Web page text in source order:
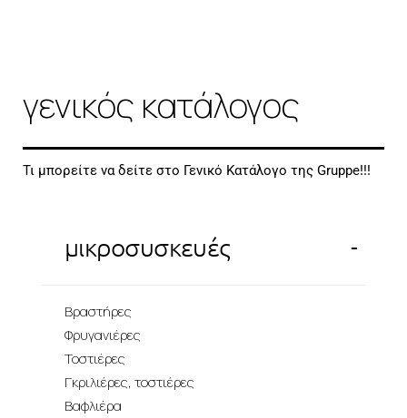
γενικός κατάλογος
Τι μπορείτε να δείτε στο Γενικό Κατάλογο της Gruppe!!!
μικροσυσκευές -
Βραστήρες
Φρυγανιέρες
Τοστιέρες
Γκριλιέρες, τοστιέρες
Βαφλιέρα